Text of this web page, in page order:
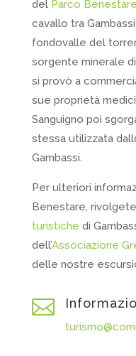
del Parco Benestare
cavallo tra
fondovalle del
sorgente minerale
si provò a
sue proprietà
Sanguigno poi
stessa utilizzata
Gambassi.
Per ulteriori
Benestare,
turistiche di
dell’Associazione
delle nostre
